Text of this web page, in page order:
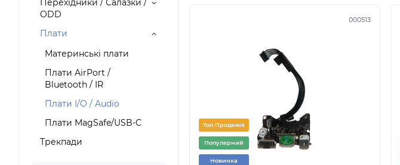
Перехідники / Салазки /
ODD
Плати
Материнські плати
Плати AirPort /
Bluetooth / IR
Плати I/O / Audio
Плати MagSafe/USB-C
Трекпади
000513
Топ Продажів
Популярний
Новинка